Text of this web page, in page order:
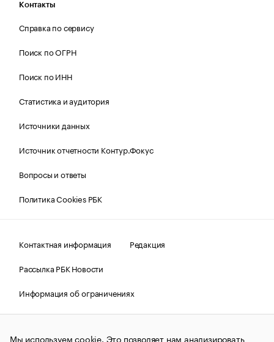
Контакты
Справка по сервису
Поиск по ОГРН
Поиск по ИНН
Статистика и аудитория
Источники данных
Источник отчетности Контур.Фокус
Вопросы и ответы
Политика Cookies РБК
Контактная информация
Редакция
Рассылка РБК Новости
Информация об ограничениях
Правовая информация
О соблюдении авторских прав
Мы используем cookie. Это позволяет нам анализировать